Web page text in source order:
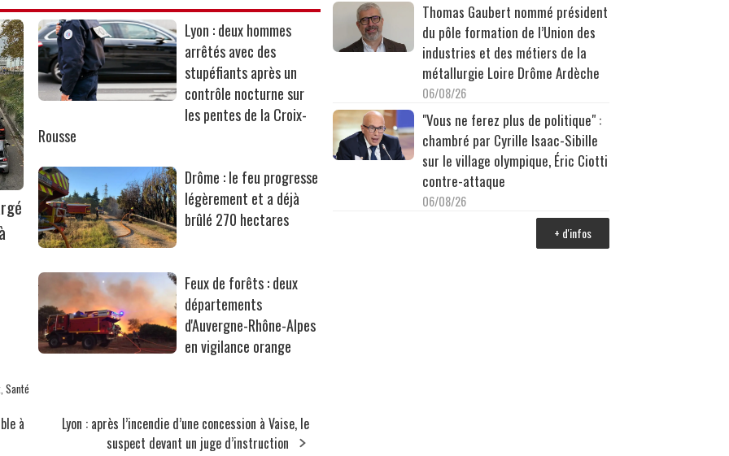
Lyon : deux hommes
arrêtés avec des
stupéfiants après un
contrôle nocturne sur
les pentes de la Croix-
Rousse
Drôme : le feu progresse
légèrement et a déjà
brûlé 270 hectares
Feux de forêts : deux
départements
d'Auvergne-Rhône-Alpes
en vigilance orange
, Santé
à
Lyon : après l’incendie d’une concession à Vaise, le
suspect devant un juge d’instruction
Thomas Gaubert nommé président
du pôle formation de l’Union des
industries et des métiers de la
métallurgie Loire Drôme Ardèche
06/08/26
"Vous ne ferez plus de politique" :
chambré par Cyrille Isaac-Sibille
sur le village olympique, Éric Ciotti
contre-attaque
06/08/26
+ d'infos